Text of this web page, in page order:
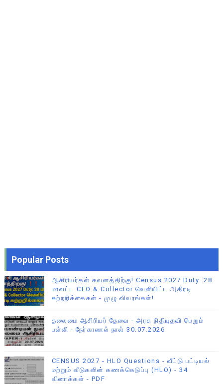
Popular Posts
ஆசிரியர்கள் கவனத்திற்கு! Census 2027 Duty: 28
மாவட்ட CEO & Collector வெளியிட்ட அதிரடி
சுற்றறிக்கைகள் - முழு விவரங்கள்!
தலைமை ஆசிரியர் தேவை - அரசு நிதியுதவி பெறும்
பள்ளி - நேர்காணல் நாள் 30.07.2026
CENSUS 2027 - HLO Questions - வீட்டு பட்டியல்
மற்றும் வீடுகளின் கணக்கெடுப்பு (HLO) - 34
வினாக்கள் - PDF